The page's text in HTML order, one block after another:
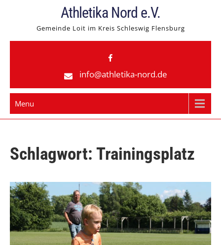
Athletika Nord e.V.
Gemeinde Loit im Kreis Schleswig Flensburg
info@athletika-nord.de
Menu
Schlagwort: Trainingsplatz